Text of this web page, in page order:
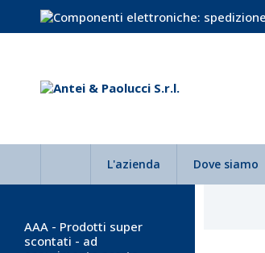
L'azienda Dove siamo
AAA - Prodotti super
scontati - ad